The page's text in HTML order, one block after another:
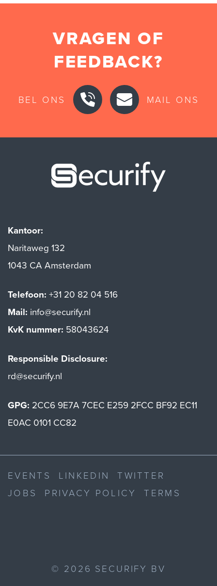
VRAGEN OF
FEEDBACK?
BEL ONS MAIL ONS
Kantoor:
Naritaweg 132
1043 CA Amsterdam
Telefoon: +31 20 82 04 516
Mail: info@securify.nl
KvK nummer: 58043624
Responsible Disclosure:
rd@securify.nl
GPG: 2CC6 9E7A 7CEC E259 2FCC BF92 EC11
E0AC 0101 CC82
EVENTS LINKEDIN
TWITTER
JOBS
PRIVACY POLICY TERMS
© 2026 SECURIFY BV